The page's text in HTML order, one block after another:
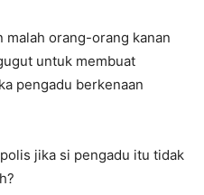
malah orang-orang kanan
untuk membuat
pengadu berkenaan
jika si pengadu itu tidak